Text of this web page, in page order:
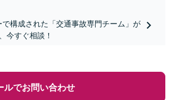
構成された「交通事故専門チーム」が
今すぐ相談！
ルでお問い合わせ